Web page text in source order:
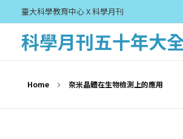
臺大科學教育中心 X 科學月刊
科學月刊五十年大
Home 奈米晶體在生物檢測上的應用